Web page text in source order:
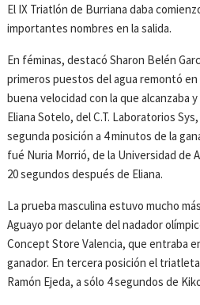
El IX Triatlón de Burriana daba
importantes nombres en la salida.
En féminas, destacó Sharon Belén
primeros puestos del agua remontó
buena velocidad con la que alcanzaba
Eliana Sotelo, del C.T. Laboratorios
segunda posición a 4 minutos de la
fué Nuria Morrió, de la Universidad de
20 segundos después de Eliana.
La prueba masculina estuvo mucho
Aguayo por delante del nadador
Concept Store Valencia, que entraba
ganador. En tercera posición el
Ramón Ejeda, a sólo 4 segundos de